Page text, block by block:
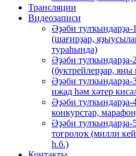
Трансляции
Видеозаписи
Әҙәби
(шағирҙар,
тураһында)
Әҙәби
(буктрейлерҙар,
Әҙәби
ижад һәм хәтер
Әҙәби
конкурстар,
Әҙәби
тоғролоҡ (милли
һ.б.)